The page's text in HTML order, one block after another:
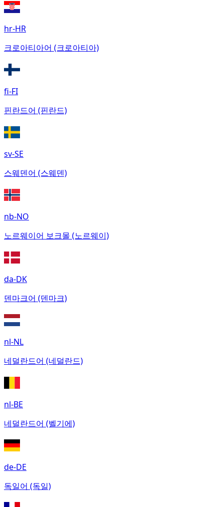
hr-HR
크로아티아어 (크로아티아)
fi-FI
핀란드어 (핀란드)
sv-SE
스웨덴어 (스웨덴)
nb-NO
노르웨이어 보크몰 (노르웨이)
da-DK
덴마크어 (덴마크)
nl-NL
네덜란드어 (네덜란드)
nl-BE
네덜란드어 (벨기에)
de-DE
독일어 (독일)